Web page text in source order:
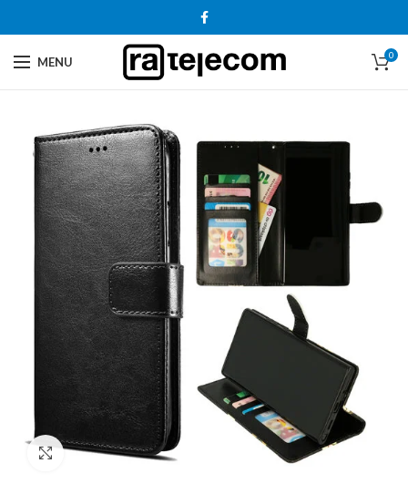
MENU 0
Click to enlarge